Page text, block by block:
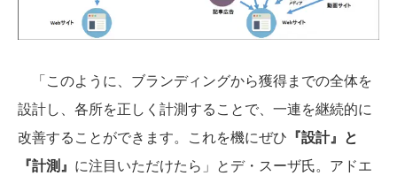
「このように、ブランディングから獲得までの全体を
設計し、各所を正しく計測することで、一連を継続的に
改善することができます。これを機にぜひ 『設計』と
『計測』 に注目いただけたら」とデ・スーザ氏。アドエ